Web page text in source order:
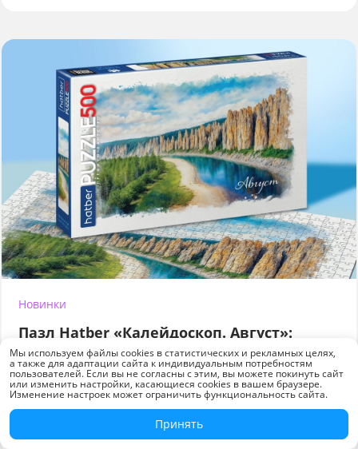
Новинки
Пазл Hatber «Калейдоскоп. Август»:
пейзаж, который манит в путь
500 элементов
Мы используем файлы cookies в статистических и рекламных целях,
а также для адаптации сайта к индивидуальным потребностям
пользователей. Если вы не согласны с этим, вы можете покинуть сайт
или изменить настройки, касающиеся cookies в вашем браузере.
Изменение настроек может ограничить функциональность сайта.
Принять